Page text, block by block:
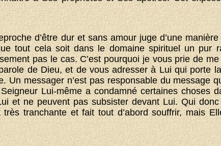
d’être dur et sans amour juge d’une
tout cela soit dans le domaine spirituel un pur
pas le cas. C’est pourquoi je vous prie de
de Dieu, et de vous adresser à Lui qui porte
Un messager n’est pas responsable du message
Lui-même a condamné certaines choses
et ne peuvent pas subsister devant Lui. Qui
tranchante et fait tout d’abord souffrir, mais